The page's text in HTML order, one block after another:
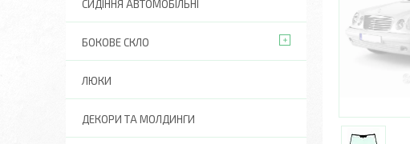
СИДІННЯ АВТОМОБІЛЬНІ
БОКОВЕ СКЛО
ЛЮКИ
ДЕКОРИ ТА МОЛДИНГИ